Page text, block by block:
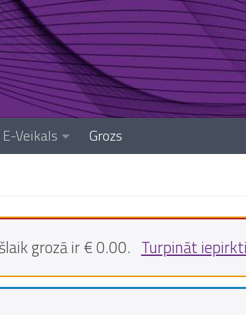
E-Veikals
Grozs
grozā ir € 0.00. Turpināt